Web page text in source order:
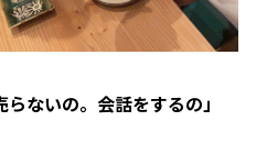
ないの。会話をするの」